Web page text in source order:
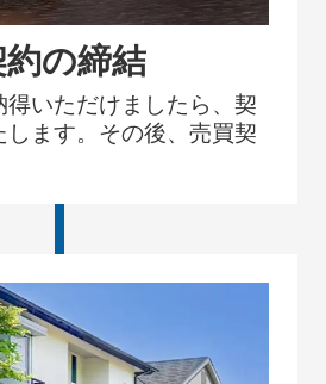
約の締結
得いただけましたら、契
します。その後、売買契